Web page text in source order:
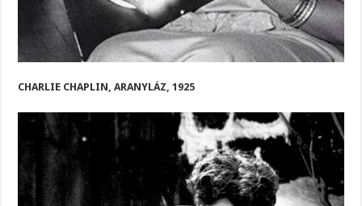
CHARLIE CHAPLIN, ARANYLÁZ, 1925